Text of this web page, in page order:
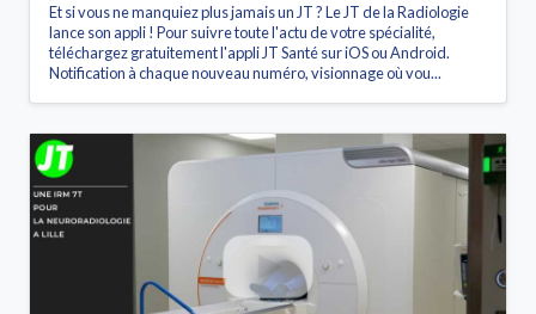
Et si vous ne manquiez plus jamais un JT ? Le JT de la Radiologie
lance son appli ! Pour suivre toute l'actu de votre spécialité,
téléchargez gratuitement l'appli JT Santé sur iOS ou Android.
Notification à chaque nouveau numéro, visionnage où vou...